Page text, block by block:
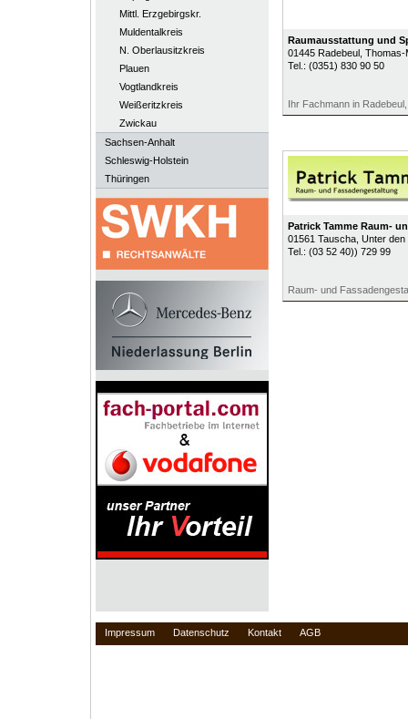
Mittl. Erzgebirgskr.
Muldentalkreis
N. Oberlausitzkreis
Plauen
Vogtlandkreis
Weißeritzkreis
Zwickau
Sachsen-Anhalt
Schleswig-Holstein
Thüringen
Raumausstattung und
01445 Radebeul, Thomas-
Tel.: (0351) 830 90 50
Ihr Fachmann in
Patrick Tamme Raum-
01561 Tauscha, Unter den
Tel.: (03 52 40)) 729 99
Raum- und
Impressum Datenschutz Kontakt AGB